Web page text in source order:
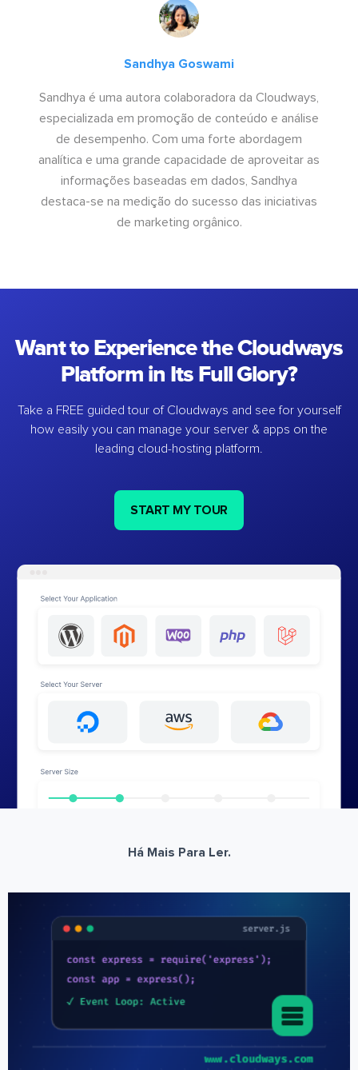
Sandhya Goswami
Sandhya é uma autora colaboradora da Cloudways,
especializada em promoção de conteúdo e análise
de desempenho. Com uma forte abordagem
analítica e uma grande capacidade de aproveitar as
informações baseadas em dados, Sandhya
destaca-se na medição do sucesso das iniciativas
de marketing orgânico.
Want to Experience the Cloudways
Platform in Its Full Glory?
Take a FREE guided tour of Cloudways and see for yourself
how easily you can manage your server & apps on the
leading cloud-hosting platform.
START MY TOUR
Há Mais Para Ler.